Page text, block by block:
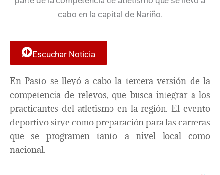
Escuchar Noticia
En Pasto se llevó a cabo la tercera versión de la
competencia de relevos, que busca integrar a los
practicantes del atletismo en la región. El evento
deportivo sirve como preparación para las carreras
que se programen tanto a nivel local como
nacional.